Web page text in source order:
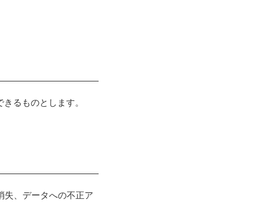
るものとします。
失、データへの不正ア